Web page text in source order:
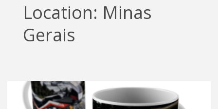
Location: Minas
Gerais